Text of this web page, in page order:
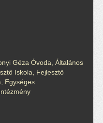
Géza Óvoda, Általános
Iskola, Fejlesztő
Egységes